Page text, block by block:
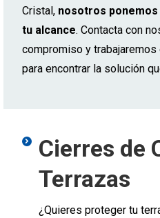
Cristal, nosotros
tu alcance. Contacta con
compromiso y
para encontrar la solución
Cierres de
Terrazas
¿Quieres proteger tu